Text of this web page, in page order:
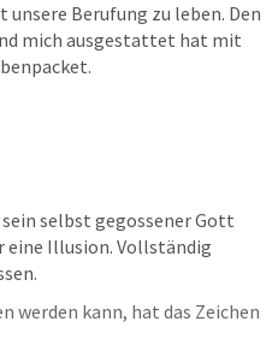
Berufung zu leben. Den
mich ausgestattet hat mit
selbst gegossener Gott
eine Illusion. Vollständig
werden kann, hat das Zeichen